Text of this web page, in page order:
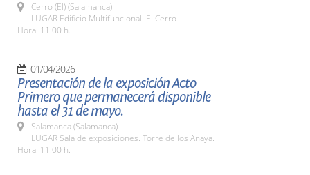
Cerro (El) (Salamanca)
LUGAR Edificio Multifuncional. El Cerro
Hora: 11:00 h.
01/04/2026
Presentación de la exposición Acto
Primero que permanecerá disponible
hasta el 31 de mayo.
Salamanca (Salamanca)
LUGAR Sala de exposiciones. Torre de los Anaya.
Hora: 11:00 h.